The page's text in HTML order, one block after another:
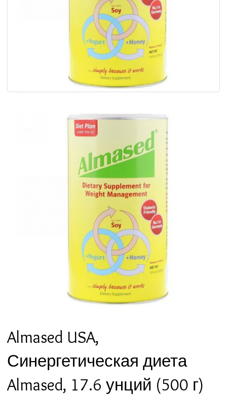
Almased USA,
Синергетическая диета
Almased, 17.6 унций (500 г)